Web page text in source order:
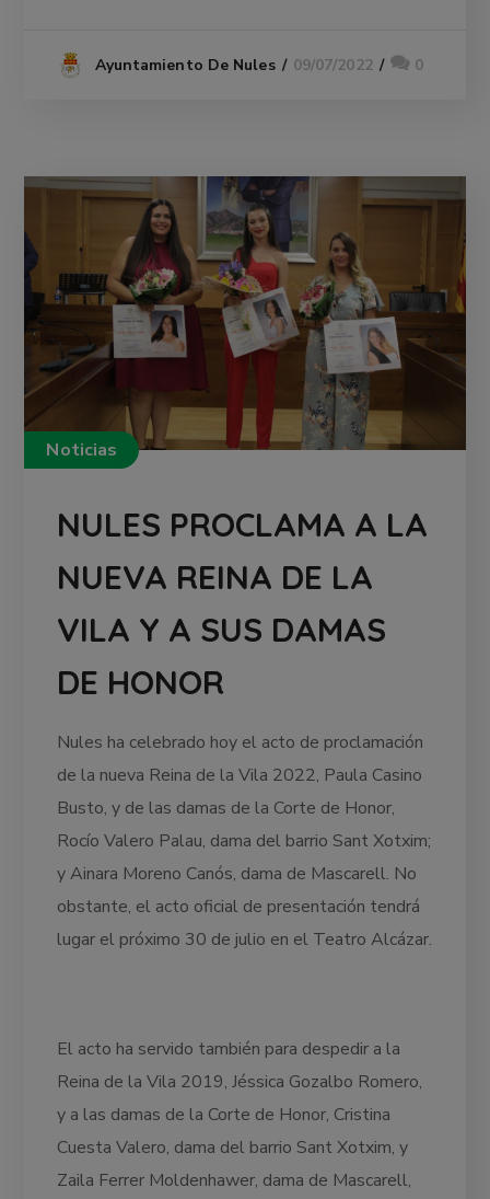
Ayuntamiento De Nules 09/07/2022 0
Noticias
NULES PROCLAMA A LA
NUEVA REINA DE LA
VILA Y A SUS DAMAS
DE HONOR
Nules ha celebrado hoy el acto de proclamación
de la nueva Reina de la Vila 2022, Paula Casino
Busto, y de las damas de la Corte de Honor,
Rocío Valero Palau, dama del barrio Sant Xotxim;
y Ainara Moreno Canós, dama de Mascarell. No
obstante, el acto oficial de presentación tendrá
lugar el próximo 30 de julio en el Teatro Alcázar.
El acto ha servido también para despedir a la
Reina de la Vila 2019, Jéssica Gozalbo Romero,
y a las damas de la Corte de Honor, Cristina
Cuesta Valero, dama del barrio Sant Xotxim, y
Zaila Ferrer Moldenhawer, dama de Mascarell,